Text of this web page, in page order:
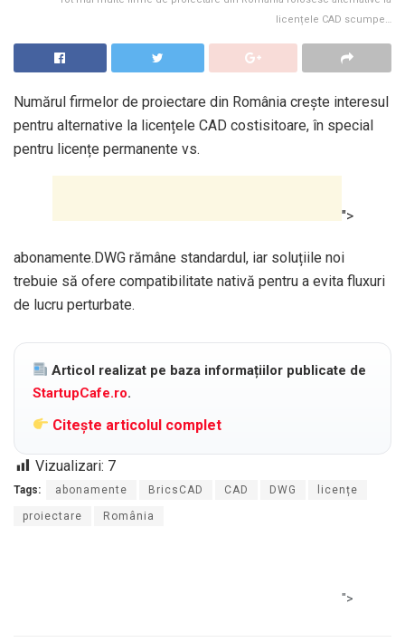
licențele CAD scumpe…
Numărul firmelor de proiectare din România crește interesul
pentru alternative la licențele CAD costisitoare, în special
pentru licențe permanente vs.
">
abonamente.DWG rămâne standardul, iar soluțiile noi
trebuie să ofere compatibilitate nativă pentru a evita fluxuri
de lucru perturbate.
Articol realizat pe baza informațiilor publicate de
StartupCafe.ro.
Citește articolul complet
Vizualizari: 7
Tags: abonamente BricsCAD CAD DWG licențe
proiectare România
">